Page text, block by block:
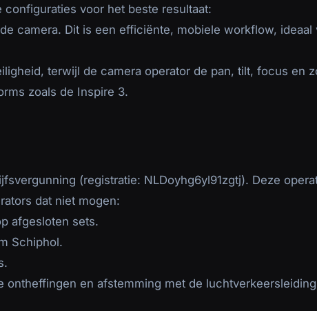
voor het beste resultaat:
camera. Dit is een efficiënte, mobiele workflow, ideaal
terwijl de camera operator de pan, tilt, focus en
zoals de Inspire 3.
(registratie: NLDoyhg6yl91zgtj). Deze
dat niet mogen:
afgesloten sets.
Schiphol.
en afstemming met de